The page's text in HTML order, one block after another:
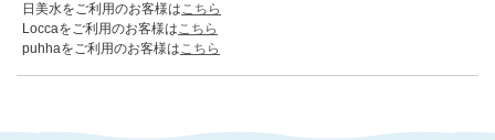
日美水をご利用のお客様はこちら
Loccaをご利用のお客様はこちら
puhhaをご利用のお客様はこちら